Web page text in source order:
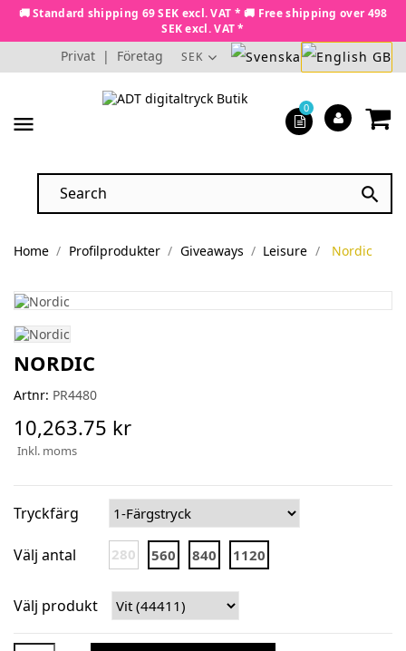
🚚 Standard shipping 69 SEK excl. VAT * 🚚 Free shipping over 498
SEK excl. VAT *
Privat | Företag SEK
menu

0
Home Profilprodukter Giveaways Leisure Nordic
NORDIC
Artnr: PR4480
10,263.75 kr
Inkl. moms
Tryckfärg
Välj antal 280 560 840 1120
Välj produkt